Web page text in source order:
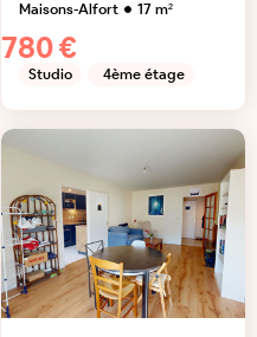
Maisons-Alfort 17m²
780 €
Studio 4ème étage